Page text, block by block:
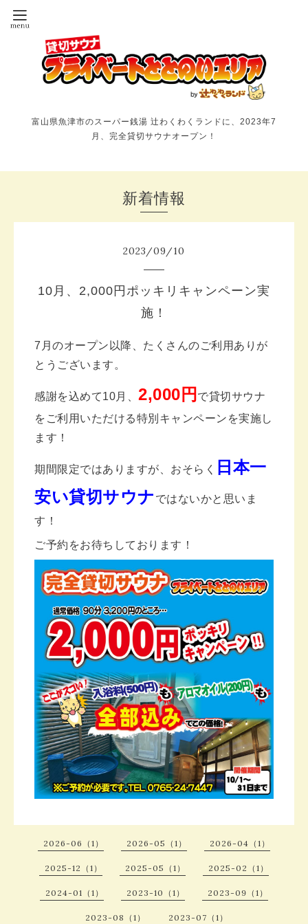
富山県魚津市のスーパー銭湯 辻わくわくランドに、2023年7
月、完全貸切サウナオープン！
新着情報
2023/09/10
10月、2,000円ポッキリキャンペーン実
施！
7月のオープン以降、たくさんのご利用ありが
とうございます。
感謝を込めて10月、 2,000円 で貸切サウナ
をご利用いただける特別キャンペーンを実施し
ます！
期間限定ではありますが、おそらく
日本一
安い貸切サウナ ではないかと思いま
す！
ご予約をお待ちしております！
2026-06（1） 2026-05（1） 2026-04（1）
2025-12（1） 2025-05（1） 2025-02（1）
2024-01（1） 2023-10（1） 2023-09（1）
2023-08（1） 2023-07（1）